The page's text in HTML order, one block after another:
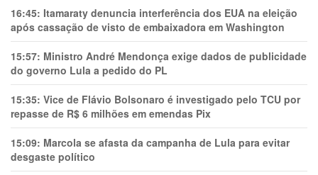
16:45: Itamaraty denuncia interferência dos EUA na eleição
após cassação de visto de embaixadora em Washington
15:57: Ministro André Mendonça exige dados de publicidade
do governo Lula a pedido do PL
15:35: Vice de Flávio Bolsonaro é investigado pelo TCU por
repasse de R$ 6 milhões em emendas Pix
15:09: Marcola se afasta da campanha de Lula para evitar
desgaste político